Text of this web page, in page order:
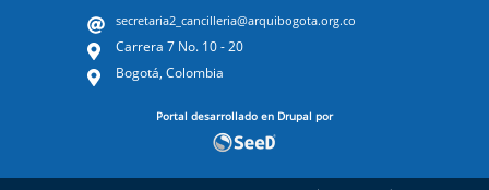
secretaria2_cancilleria@arquibogota.org.co
Carrera 7 No. 10 - 20
Bogotá, Colombia
Portal desarrollado en Drupal por